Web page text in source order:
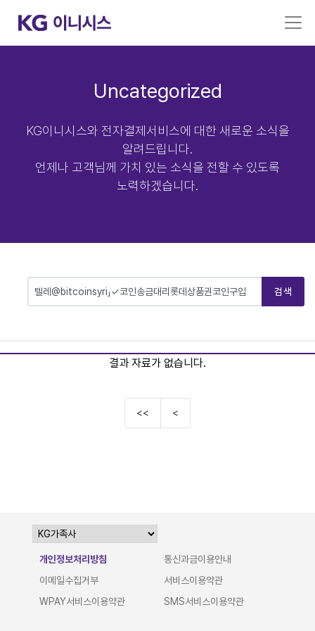
Uncategorized
KG이니시스와 전자결제서비스에 대한 새로운 소식을
알려드립니다.
언제나 고객님께 가치 있는 소식을 전할 수 있도록
노력하겠습니다.
검색
결과 자료가 없습니다.
<< <
개인정보처리방침
통신과금이용안내
이메일수집거부
서비스이용약관
WPAY서비스이용약관
SMS서비스이용약관